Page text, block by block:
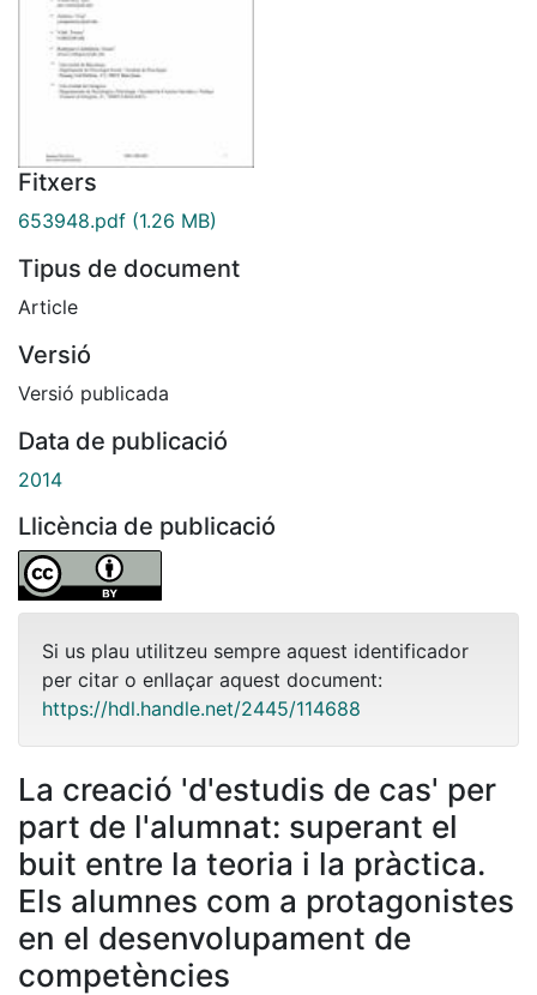
Fitxers
653948.pdf (1.26 MB)
Tipus de document
Article
Versió
Versió publicada
Data de publicació
2014
Llicència de publicació
Si us plau utilitzeu sempre aquest identificador
per citar o enllaçar aquest document:
https://hdl.handle.net/2445/114688
La creació 'd'estudis de cas' per
part de l'alumnat: superant el
buit entre la teoria i la pràctica.
Els alumnes com a protagonistes
en el desenvolupament de
competències